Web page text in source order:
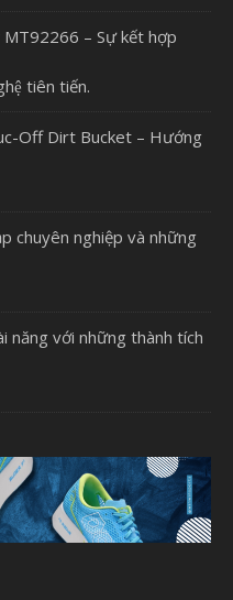
– Sự kết hợp
tiên tiến.
Off Dirt Bucket – Hướng
chuyên nghiệp và những
năng với những thành tích